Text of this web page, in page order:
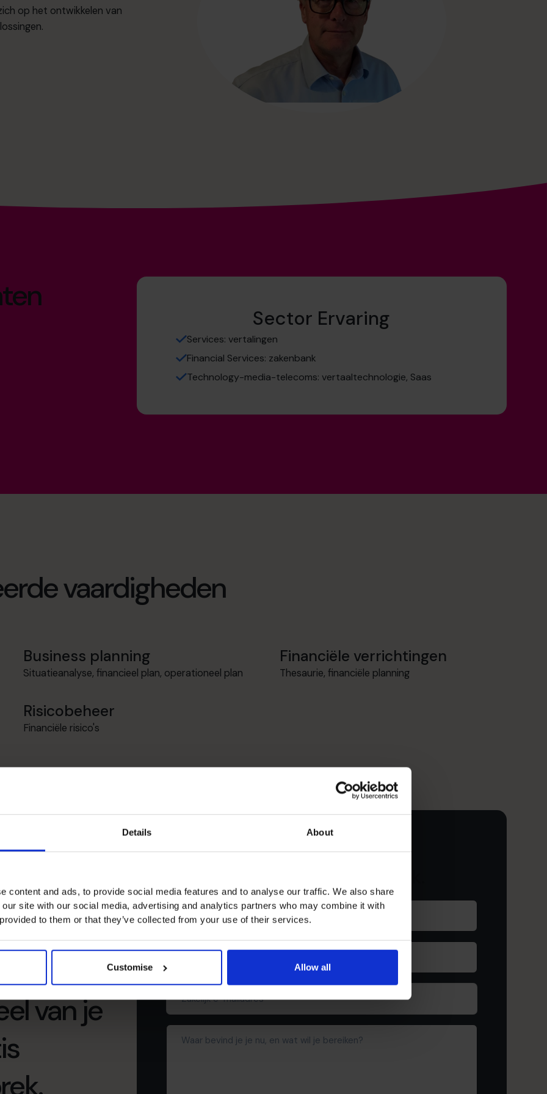
Details About
content and ads, to provide social media features and to analyse our traffic. We also share
site with our social media, advertising and analytics partners who may combine it with
to them or that they’ve collected from your use of their services.
Customise Allow all
op het ontwikkelen van
Sector Ervaring
Services: vertalingen
Financial Services: zakenbank
Technology-media-telecoms: vertaaltechnologie, Saas
vaardigheden
Business planning
Situatieanalyse, financieel plan, operationeel plan
Financiële verrichtingen
Thesaurie, financiële planning
Risicobeheer
Financiële risico's
van je
Plan je gratis
Voornaam(Required) Achternaam
Telefoonnummer Bedrijf(Required)
Zakelijk
e-
mailadres*
Waar
bevind